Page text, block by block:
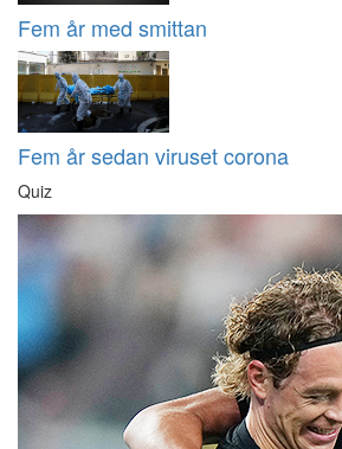
Fem år med smittan
Fem år sedan viruset corona
Quiz